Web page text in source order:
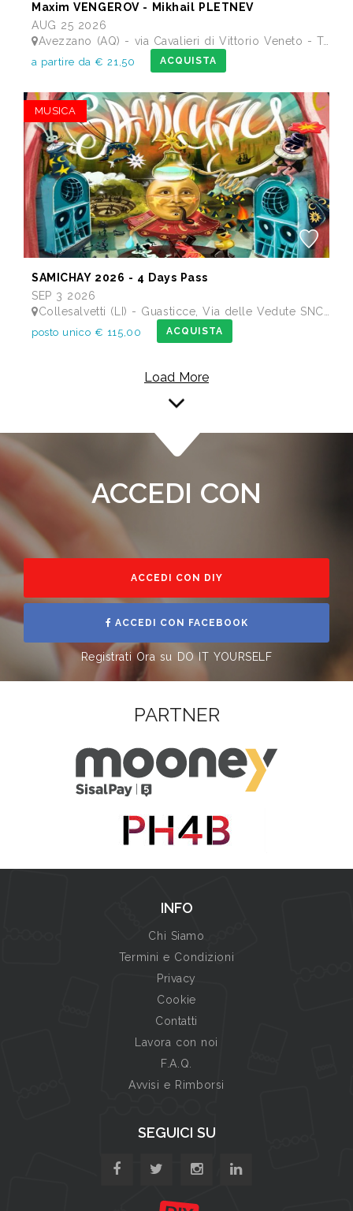
Maxim VENGEROV - Mikhail PLETNEV
AUG 25 2026
Avezzano (AQ) - via Cavalieri di Vittorio Veneto - Teatro dei Marsi
a partire da € 21,50 ACQUISTA
MUSICA
SAMICHAY 2026 - 4 Days Pass
SEP 3 2026
Collesalvetti (LI) - Guasticce, Via delle Vedute SNC - Lago Alberto, Tenuta Bellavista Insuese
posto unico € 115,00 ACQUISTA
Load More
ACCEDI CON
ACCEDI CON DIY
ACCEDI CON FACEBOOK
Registrati Ora su DO IT YOURSELF
PARTNER
INFO
Chi Siamo
Termini e Condizioni
Privacy
Cookie
Contatti
Lavora con noi
F.A.Q.
Avvisi e Rimborsi
SEGUICI SU